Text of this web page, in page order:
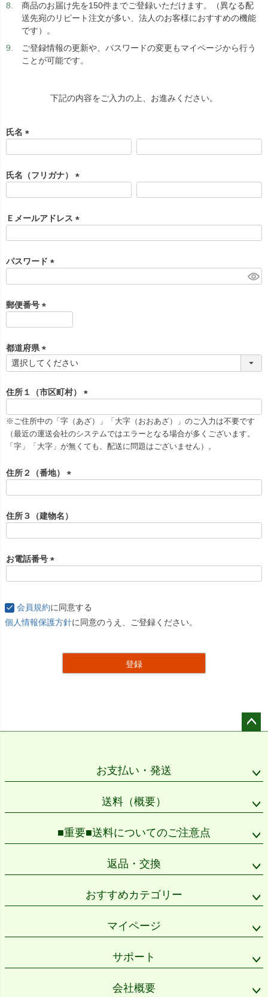
商品のお届け先を150件までご登録いただけます。（異なる配
送先宛のリピート注文が多い、法人のお客様におすすめの機能
です）。
ご登録情報の更新や、パスワードの変更もマイページから行う
ことが可能です。
下記の内容をご入力の上、お進みください。
氏名
須
)
氏名（フリガナ）
須
)
Ｅメールアドレス
)
パスワード
)
郵便番号
須
)
都道府県
(
須
)
住所１（市区町村）
必
須
)
※ご住所中の「字（あざ）」「大字（おおあざ）」のご入力は不要です
（最近の運送会社のシステムではエラーとなる場合が多くございます。
「字」「大字」が無くても、配送に問題はございません）。
住所２（番地）
須
)
住所３（建物名）
お電話番号
)
会員規約に同意する
個人情報保護方針に同意のうえ、ご登録ください。
登録
お支払い・発送
送料（概要）
■重要■送料についてのご注意点
返品・交換
おすすめカテゴリー
マイページ
サポート
会社概要